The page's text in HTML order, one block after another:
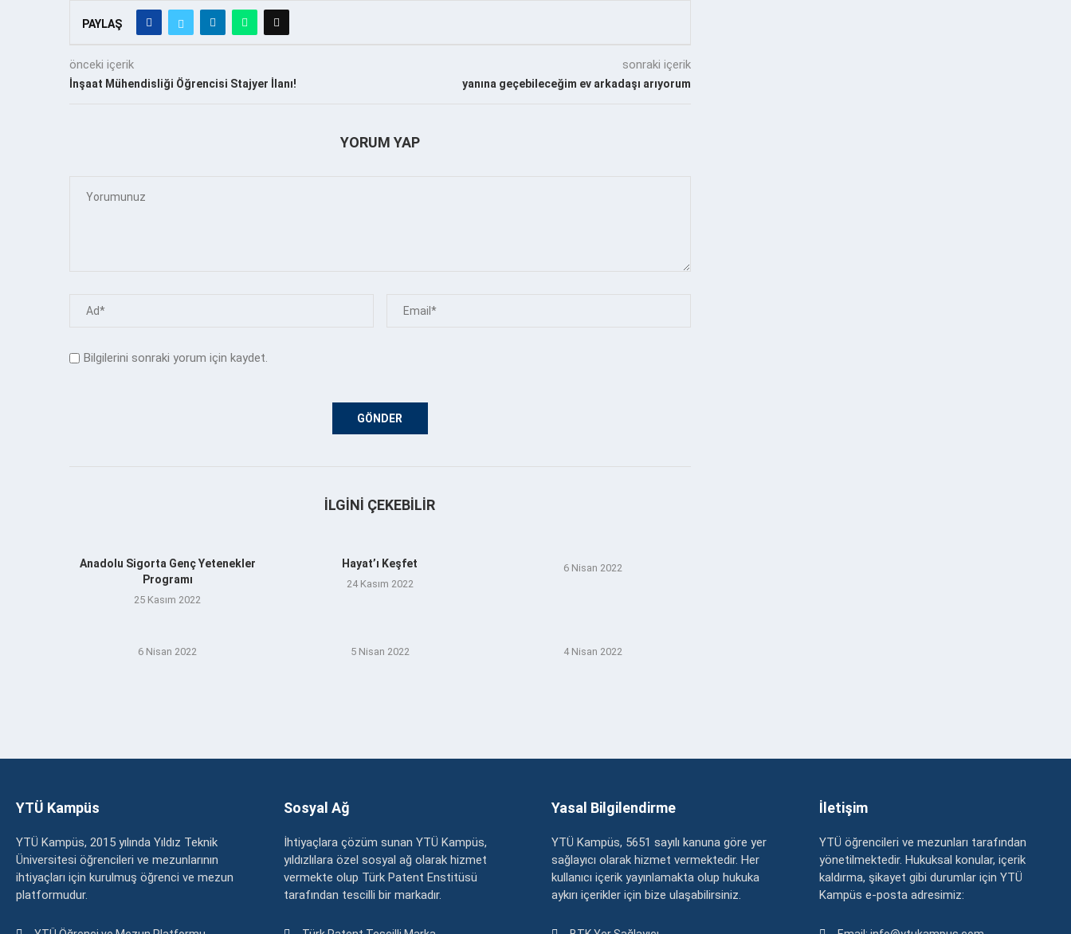
PAYLAŞ
önceki içerik
İnşaat Mühendisliği Öğrencisi Stajyer İlanı!
sonraki içerik
yanına geçebileceğim ev arkadaşı arıyorum
YORUM YAP
Bilgilerini sonraki yorum için kaydet.
İLGINI ÇEKEBILIR
Anadolu Sigorta Genç Yetenekler
Programı
25 Kasım 2022
Hayat’ı Keşfet
24 Kasım 2022
6 Nisan 2022
6 Nisan 2022 5 Nisan 2022 4 Nisan 2022
YTÜ Kampüs
YTÜ Kampüs, 2015 yılında Yıldız Teknik
Üniversitesi öğrencileri ve mezunlarının
ihtiyaçları için kurulmuş öğrenci ve mezun
platformudur.
Sosyal Ağ
İhtiyaçlara çözüm sunan YTÜ Kampüs,
yıldızlılara özel sosyal ağ olarak hizmet
vermekte olup Türk Patent Enstitüsü
tarafından tescilli bir markadır.
Yasal Bilgilendirme
YTÜ Kampüs, 5651 sayılı kanuna göre yer
sağlayıcı olarak hizmet vermektedir. Her
kullanıcı içerik yayınlamakta olup hukuka
aykırı içerikler için bize ulaşabilirsiniz.
İletişim
YTÜ öğrencileri ve mezunları tarafından
yönetilmektedir. Hukuksal konular, içerik
kaldırma, şikayet gibi durumlar için YTÜ
Kampüs e-posta adresimiz: